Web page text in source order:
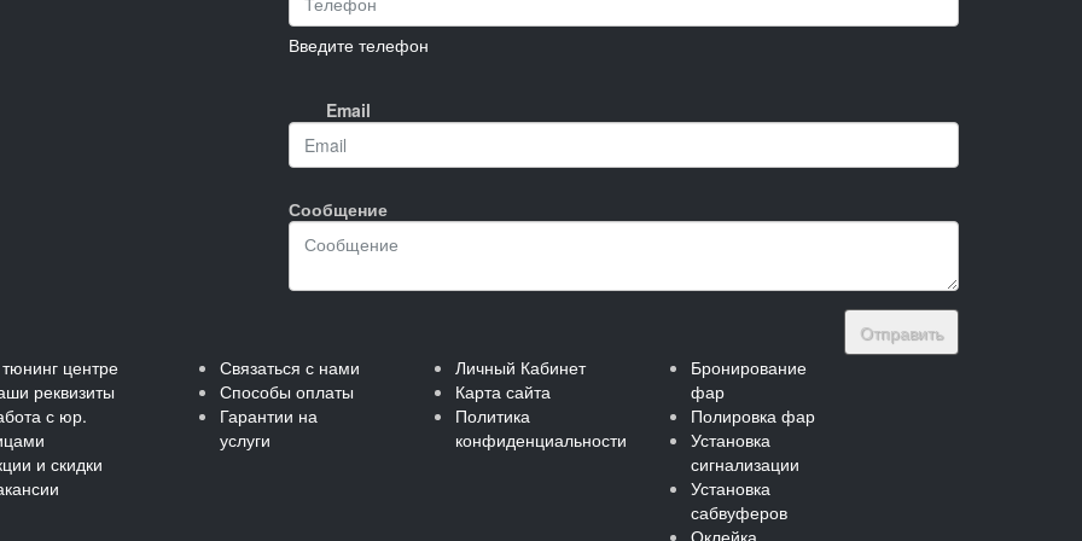
Введите телефон
Email
Сообщение
Отправить
центре
реквизиты
с юр.
и скидки
Связаться с нами
Способы оплаты
Гарантии на
услуги
Личный Кабинет
Карта сайта
Политика
конфиденциальности
Бронирование
фар
Полировка фар
Установка
сигнализации
Установка
сабвуферов